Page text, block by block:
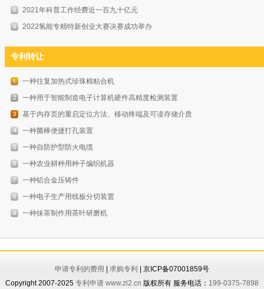
2021年科普工作经费近一百九十亿元
2022氢能专精特新创业大赛决赛成功举办
专利转让
一种往复加热式珍珠棉粘合机
一种用于智能制造电子计算机硬件高精度检测装置
基于内存页的重启定位方法、移动终端及可读存储介质
一种菌棒便捷打孔装置
一种自防护型防火电缆
一种农业耕种用种子编织机器
一种铝合金压铸件
一种电子生产用线板分切装置
一种抹茶制作用茶叶研磨机
申请专利的费用 求购专利
| 京ICP备07001859号
Copyright 2007-2025 专利申请 www.zl2.cn 版权所有 服务电话： 199-0375-7898